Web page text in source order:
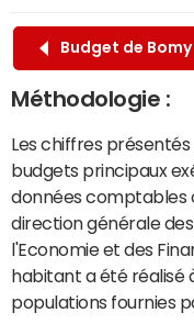
Budget de Bomy
Méthodologie :
Les chiffres
budgets principaux
données comptables
direction générale
l'Economie et des
habitant a été réalisé
populations fournies